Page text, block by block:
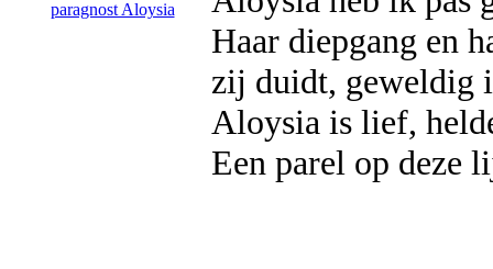
Haar diepgang en
zij duidt, geweldig
Aloysia is lief,
Een parel op deze